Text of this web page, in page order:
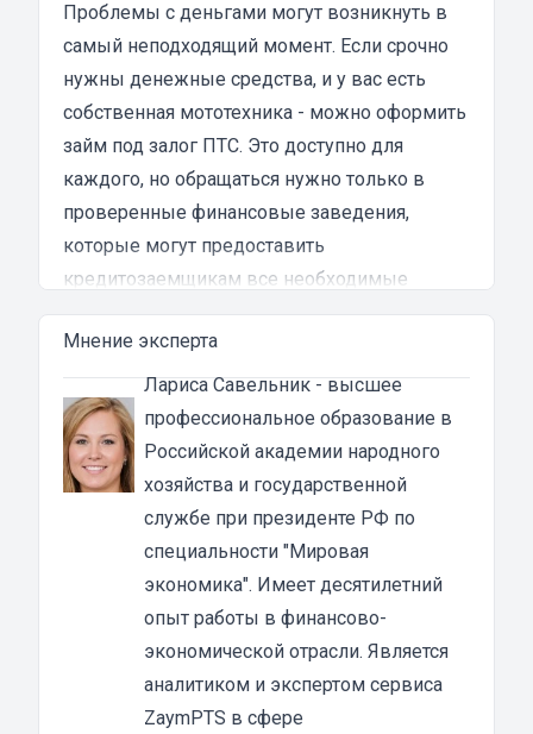
Никакого профессионализма и
Разочарование и раздражение - это все, что я
испытал в результате этого кредита...
Проблемы с деньгами могут возникнуть в
самый неподходящий момент. Если срочно
нужны денежные средства, и у вас есть
собственная мототехника - можно оформить
займ под залог ПТС. Это доступно для
каждого, но обращаться нужно только в
проверенные финансовые заведения,
которые могут предоставить
кредитозаемщикам все необходимые
гарантии.
Преимущества денежных займов под залог
ПТС мотоцикла в Динской
Основная особенность займа под ПТС в том,
что техника остается у владельца. То есть, вы
получаете займ и продолжаете пользоваться
своим мотоциклом. Основное требование —
это, конечно, своевременно погашать
задолженность. В этом случае вы ничем не
рискуете.
Из преимуществ залога под ПТС
мототехники можно выделить:
быстрое оформление;
Мнение эксперта
Лариса Савельник- высшее
профессиональное образование в
Российской академии народного
хозяйства и государственной
службе при президенте РФ по
специальности "Мировая
экономика". Имеет десятилетний
опыт работы в финансово-
экономической отрасли. Является
аналитиком и экспертом сервиса
ZaymPTS в сфере